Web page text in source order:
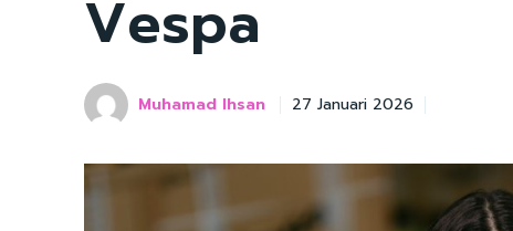
Vespa
Muhamad Ihsan 27 Januari 2026